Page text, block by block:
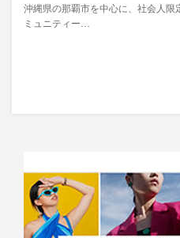
沖縄県の那覇市を中心に、社会人
ミュニティー…